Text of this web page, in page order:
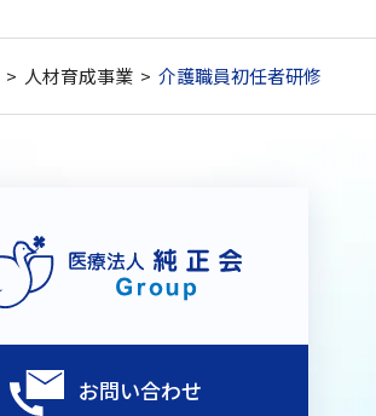
> 人材育成事業 > 介護職員初任者研修
お問い合わせ